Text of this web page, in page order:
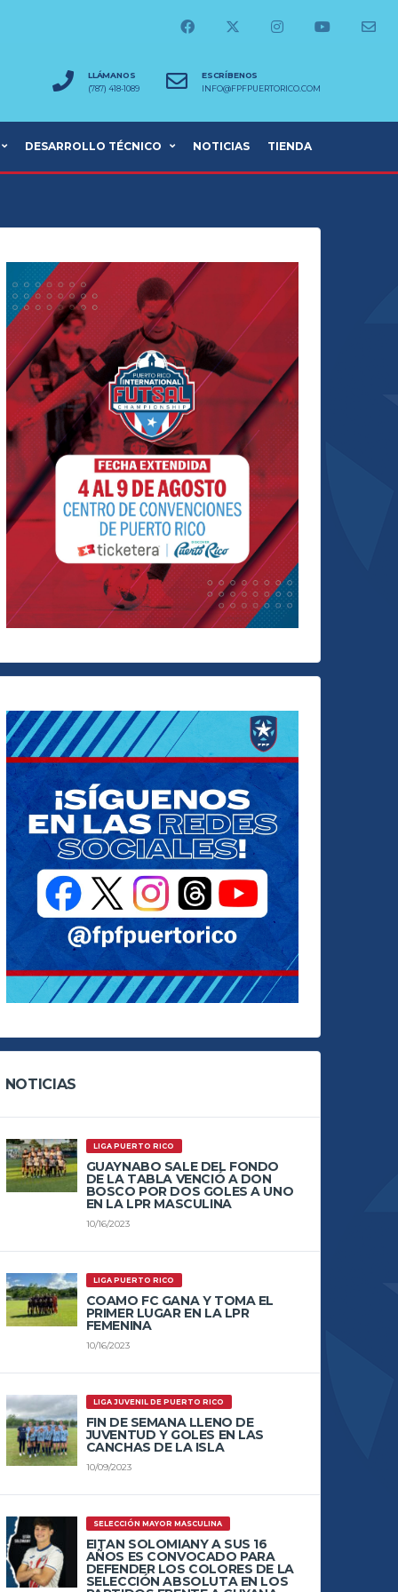
LLÁMANOS
(787) 418-1089
ESCRÍBENOS
INFO@FPFPUERTORICO.COM
DESARROLLO TÉCNICO NOTICIAS TIENDA
NOTICIAS
LIGA PUERTO RICO
GUAYNABO SALE DEL FONDO
DE LA TABLA VENCIÓ A DON
BOSCO POR DOS GOLES A UNO
EN LA LPR MASCULINA
10/16/2023
LIGA PUERTO RICO
COAMO FC GANA Y TOMA EL
PRIMER LUGAR EN LA LPR
FEMENINA
10/16/2023
LIGA JUVENIL DE PUERTO RICO
FIN DE SEMANA LLENO DE
JUVENTUD Y GOLES EN LAS
CANCHAS DE LA ISLA
10/09/2023
SELECCIÓN MAYOR MASCULINA
EITAN SOLOMIANY A SUS 16
AÑOS ES CONVOCADO PARA
DEFENDER LOS COLORES DE LA
SELECCIÓN ABSOLUTA EN LOS